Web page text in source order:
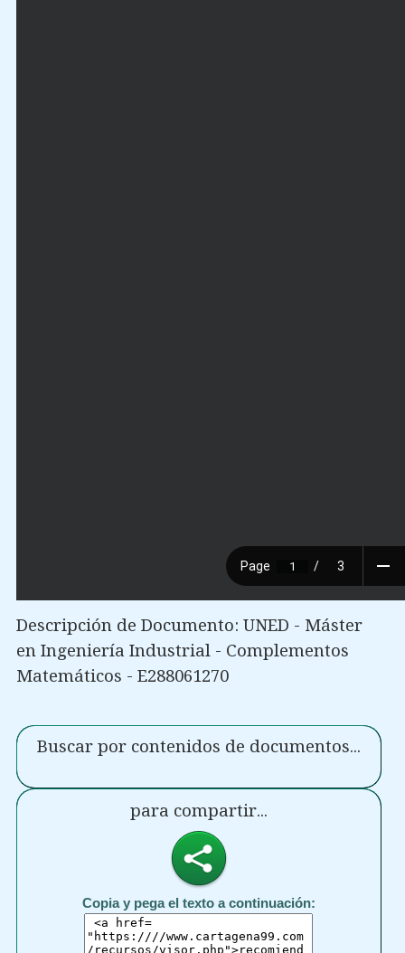
Descripción de Documento: UNED - Máster
en Ingeniería Industrial - Complementos
Matemáticos - E288061270
Buscar por contenidos de documentos...
para compartir...
Copia y pega el texto a continuación: